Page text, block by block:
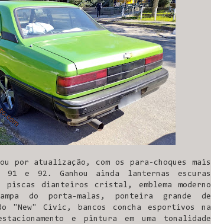
por atualização, com os para-choques mais
91 e 92. Ganhou ainda lanternas escuras
piscas dianteiros cristal, emblema moderno
do porta-malas, ponteira grande de
"New" Civic, bancos concha esportivos na
e pintura em uma tonalidade